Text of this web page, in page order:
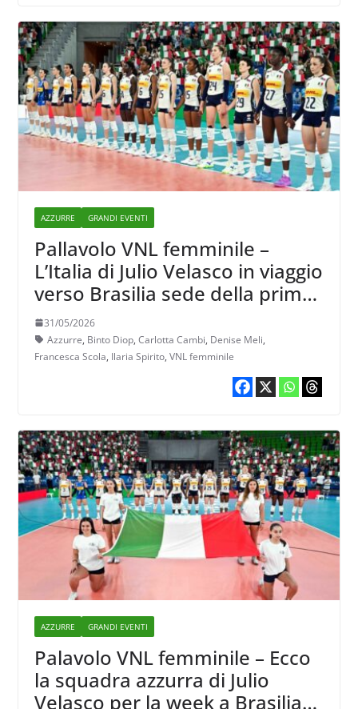
AZZURRE GRANDI EVENTI
Pallavolo VNL femminile –
L’Italia di Julio Velasco in viaggio
verso Brasilia sede della prima
tappa
31/05/2026
Azzurre, Binto Diop, Carlotta Cambi, Denise Meli,
Francesca Scola, Ilaria Spirito, VNL femminile
AZZURRE GRANDI EVENTI
Palavolo VNL femminile – Ecco
la squadra azzurra di Julio
Velasco per la week a Brasilia